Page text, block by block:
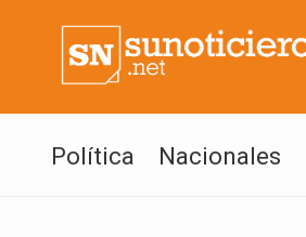
Política Nacionales